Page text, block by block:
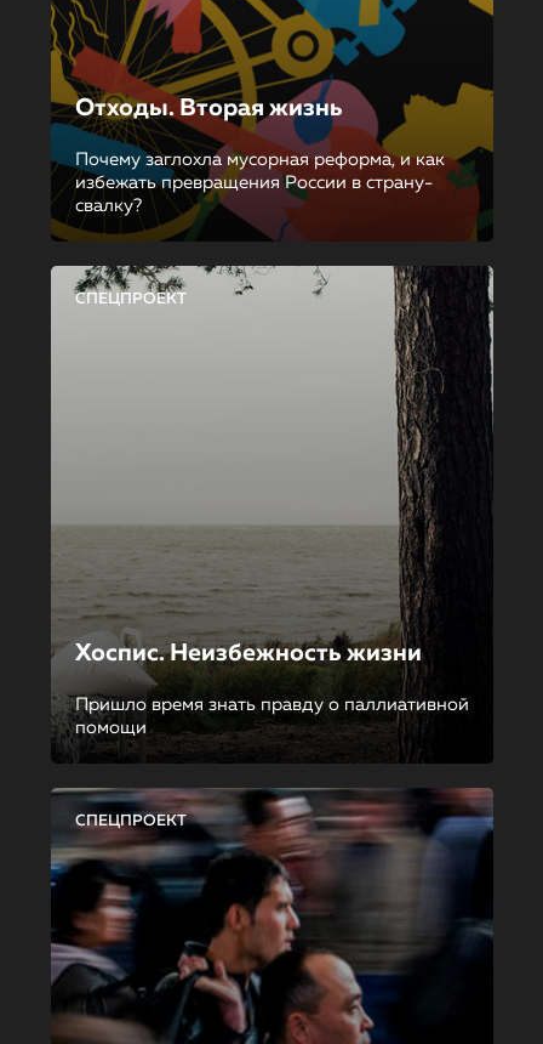
Отходы. Вторая жизнь
Почему заглохла мусорная реформа, и как
избежать превращения России в страну-
свалку?
СПЕЦПРОЕКТ
Хоспис. Неизбежность жизни
Пришло время знать правду о паллиативной
помощи
СПЕЦПРОЕКТ